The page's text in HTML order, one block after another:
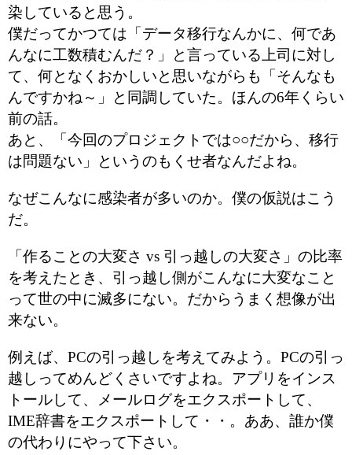
染していると思う。
僕だってかつては「データ移行なんかに、何であ
んなに工数積むんだ？」と言っている上司に対し
て、何となくおかしいと思いながらも「そんなも
んですかね～」と同調していた。ほんの6年くらい
前の話。
あと、「今回のプロジェクトでは○○だから、移行
は問題ない」というのもくせ者なんだよね。
なぜこんなに感染者が多いのか。僕の仮説はこう
だ。
「作ることの大変さ vs 引っ越しの大変さ」の比率
を考えたとき、引っ越し側がこんなに大変なこと
って世の中に滅多にない。だからうまく想像が出
来ない。
例えば、PCの引っ越しを考えてみよう。PCの引っ
越しってめんどくさいですよね。アプリをインス
トールして、メールログをエクスポートして、
IME辞書をエクスポートして・・。ああ、誰か僕
の代わりにやって下さい。